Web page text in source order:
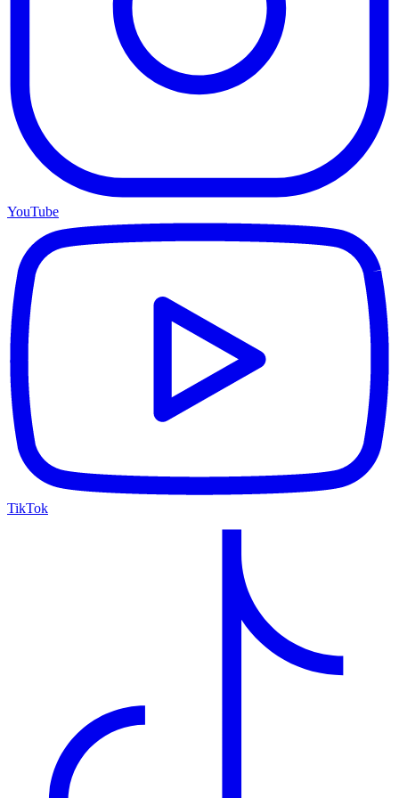
YouTube
TikTok